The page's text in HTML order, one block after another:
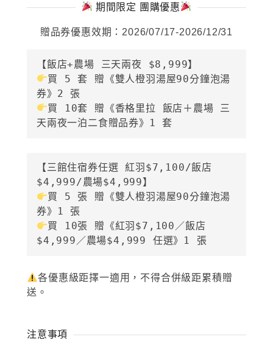
期間限定 團購優惠
贈品券優惠效期：2026/07/17-2026/12/31
買 5 套 贈《雙人橙羽湯屋90分鐘泡湯
買 10套 贈《香格里拉 飯店＋農場 三
天兩夜一泊二食贈品券》1 套
【三館住宿券任選 紅羽$7,100/飯店
買 5 張 贈《雙人橙羽湯屋90分鐘泡湯
買 10張 贈《紅羽$7,100／飯店
$4,999／農場$4,999 任選》1 張
各優惠級距擇一適用，不得合併級距累積贈
送。
注意事項